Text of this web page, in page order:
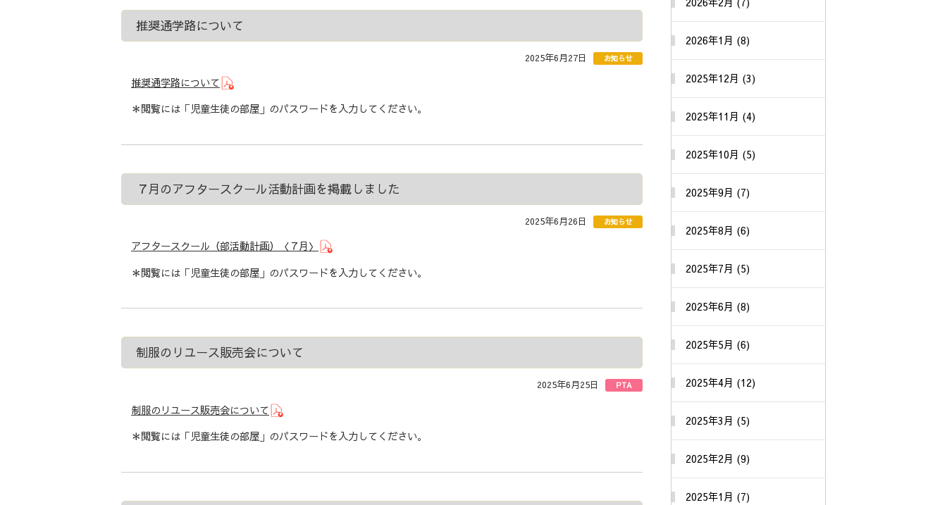
推奨通学路について
2025年6月27日 お知らせ
推奨通学路について
＊閲覧には「児童生徒の部屋」のパスワードを入力してください。
７月のアフタースクール活動計画を掲載しました
2025年6月26日 お知らせ
アフタースクール（部活動計画）〈７月〉
＊閲覧には「児童生徒の部屋」のパスワードを入力してください。
制服のリユース販売会について
2025年6月25日 PTA
制服のリユース販売会について
＊閲覧には「児童生徒の部屋」のパスワードを入力してください。
2026年1月 (8)
2025年12月 (3)
2025年11月 (4)
2025年10月 (5)
2025年9月 (7)
2025年8月 (6)
2025年7月 (5)
2025年6月 (8)
2025年5月 (6)
2025年4月 (12)
2025年3月 (5)
2025年2月 (9)
2025年1月 (7)